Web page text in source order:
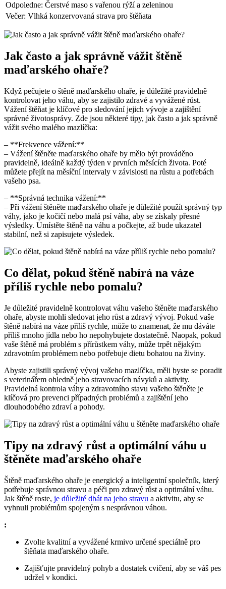
Odpoledne: Čerstvé maso s vařenou rýží a zeleninou
Večer: Vlhká konzervovaná strava pro štěňata
Jak často a jak správně vážit štěně
maďarského ohaře?
Když pečujete o štěně maďarského ohaře, je důležité pravidelně
kontrolovat jeho váhu, aby se zajistilo zdravé a vyvážené růst.
Vážení štěňat je klíčové pro sledování jejich vývoje a zajištění
správné životosprávy. Zde jsou některé tipy, jak často a jak správně
vážit svého malého mazlíčka:
– **Frekvence vážení:**
– Vážení štěněte maďarského ohaře by mělo být prováděno
pravidelně, ideálně každý týden v prvních měsících života. Poté
můžete přejít na měsíční intervaly v závislosti na růstu a potřebách
vašeho psa.
– **Správná technika vážení:**
– Při vážení štěněte maďarského ohaře je důležité použít správný typ
váhy, jako je kočičí nebo malá psí váha, aby se získaly přesné
výsledky. Umístěte štěně na váhu a počkejte, až bude ukazatel
stabilní, než si zapisujete výsledek.
Co dělat, pokud štěně nabírá na váze
příliš rychle nebo pomalu?
Je důležité pravidelně kontrolovat váhu vašeho štěněte maďarského
ohaře, abyste mohli sledovat jeho růst a zdravý vývoj. Pokud vaše
štěně nabírá na váze příliš rychle, může to znamenat, že mu dáváte
příliš mnoho jídla nebo ho nepohybujete dostatečně. Naopak, pokud
vaše štěně má problém s přírůstkem váhy, může trpět nějakým
zdravotním problémem nebo potřebuje dietu bohatou na živiny.
Abyste zajistili správný vývoj vašeho mazlíčka, měli byste se poradit
s veterinářem ohledně jeho stravovacích návyků a aktivity.
Pravidelná kontrola váhy a zdravotního stavu vašeho štěněte je
klíčová pro prevenci případných problémů a zajištění jeho
dlouhodobého zdraví a pohody.
Tipy na zdravý růst a optimální váhu u
štěněte maďarského ohaře
Štěně maďarského ohaře je energický a inteligentní společník, který
potřebuje správnou stravu a péči pro zdravý růst a optimální váhu.
Jak štěně roste, je důležité dbát na jeho stravu a aktivitu, aby se
vyhnuli problémům spojeným s nesprávnou váhou.
:
Zvolte kvalitní a vyvážené krmivo určené speciálně pro
štěňata maďarského ohaře.
Zajišťujte pravidelný pohyb a dostatek cvičení, aby se váš pes
udržel v kondici.